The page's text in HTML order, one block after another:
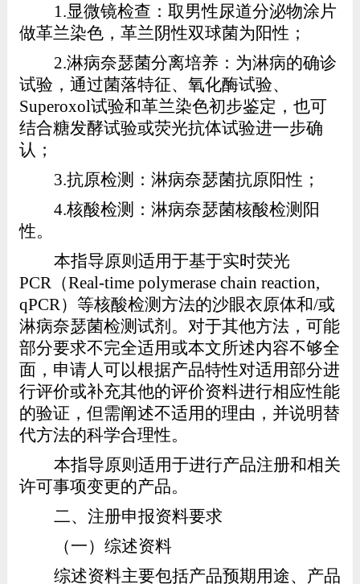
1.显微镜检查：取男性尿道分泌物涂片
做革兰染色，革兰阴性双球菌为阳性；
2.淋病奈瑟菌分离培养：为淋病的确诊
试验，通过菌落特征、氧化酶试验、
Superoxol试验和革兰染色初步鉴定，也可
结合糖发酵试验或荧光抗体试验进一步确
认；
3.抗原检测：淋病奈瑟菌抗原阳性；
4.核酸检测：淋病奈瑟菌核酸检测阳
性。
本指导原则适用于基于实时荧光
PCR （Real-time polymerase chain reaction,
qPCR）等核酸检测方法的沙眼衣原体和/或
淋病奈瑟菌检测试剂。对于其他方法，可能
部分要求不完全适用或本文所述内容不够全
面，申请人可以根据产品特性对适用部分进
行评价或补充其他的评价资料进行相应性能
的验证，但需阐述不适用的理由，并说明替
代方法的科学合理性。
本指导原则适用于进行产品注册和相关
许可事项变更的产品。
二、 注册申报资料要求
（一）综述资料
综述资料主要包括产品预期用途、产品